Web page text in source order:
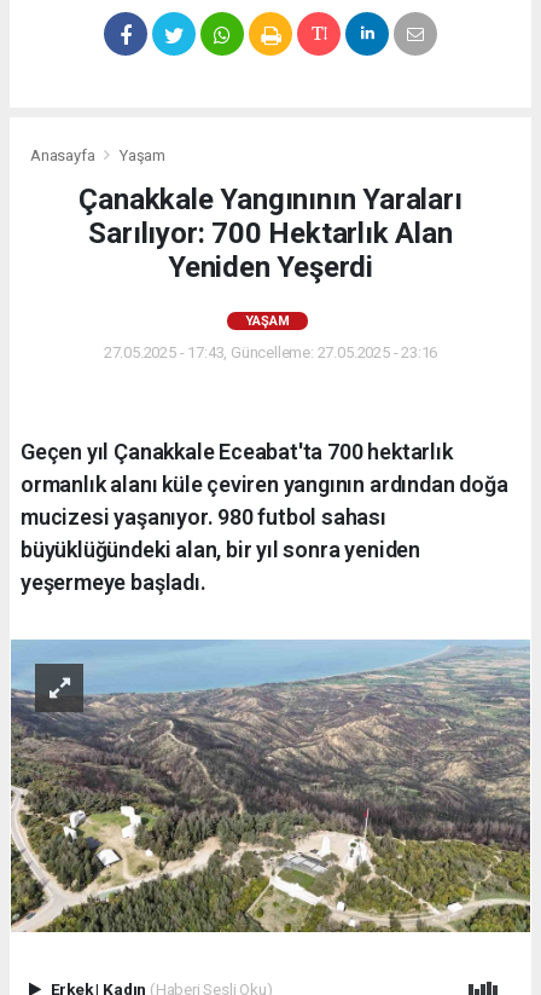
Anasayfa Yaşam
Çanakkale Yangınının Yaraları
Sarılıyor: 700 Hektarlık Alan
Yeniden Yeşerdi
YAŞAM
27.05.2025 - 17:43, Güncelleme: 27.05.2025 - 23:16
Geçen yıl Çanakkale Eceabat'ta 700 hektarlık
ormanlık alanı küle çeviren yangının ardından doğa
mucizesi yaşanıyor. 980 futbol sahası
büyüklüğündeki alan, bir yıl sonra yeniden
yeşermeye başladı.
Erkek| Kadın (Haberi Sesli Oku)